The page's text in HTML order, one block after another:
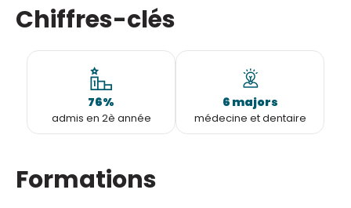
Chiffres-clés
76%
admis en 2è année
6 majors
médecine et dentaire
Formations